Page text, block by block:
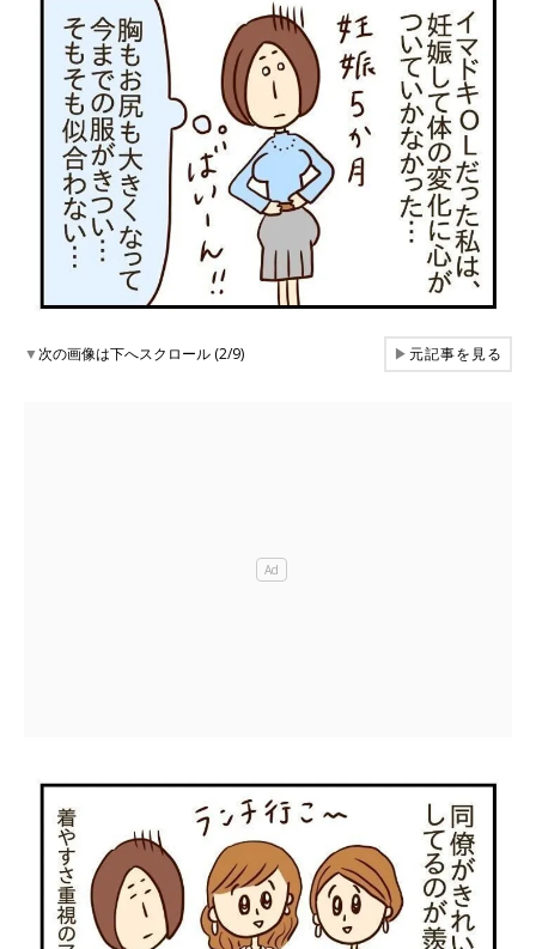
▼次の画像は下へスクロール (2/9) ▶元記事を見る